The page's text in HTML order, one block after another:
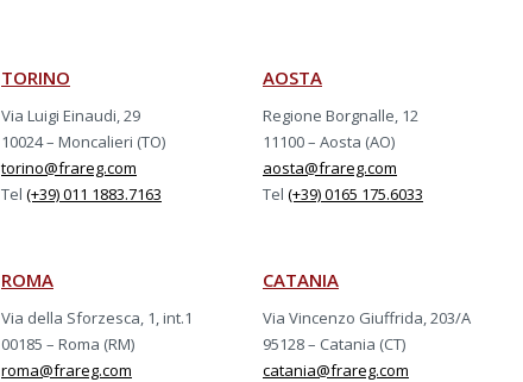
TORINO
Via Luigi Einaudi, 29
10024 – Moncalieri (TO)
torino@frareg.com
Tel (+39) 011 1883.7163
AOSTA
Regione Borgnalle, 12
11100 – Aosta (AO)
aosta@frareg.com
Tel (+39) 0165 175.6033
ROMA
Via della Sforzesca, 1, int.1
00185 – Roma (RM)
roma@frareg.com
CATANIA
Via Vincenzo Giuffrida, 203/A
95128 – Catania (CT)
catania@frareg.com